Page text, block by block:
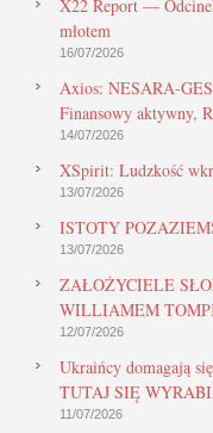
X22 Report —
młotem
16/07/2026
Axios: NESARA-
Finansowy aktywny,
14/07/2026
XSpirit: Ludzkość
13/07/2026
ISTOTY
13/07/2026
ZAŁOŻYCIELE
WILLIAMEM
12/07/2026
Ukraińcy domagają
TUTAJ SIĘ
11/07/2026